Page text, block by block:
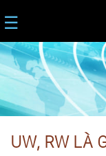
☰
UW, RW LÀ